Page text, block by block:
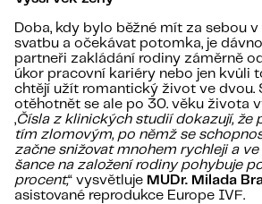
Doba, kdy bylo běžné mít za sebou
svatbu a očekávat potomka, je
partneři zakládání rodiny záměrně
úkor pracovní kariéry nebo jen kvůli
chtějí užít romantický život ve dvou.
otěhotnět se ale po 30. věku života
„Čísla z klinických studií dokazují, že
tím zlomovým, po němž se
začne snižovat mnohem rychleji a
šance na založení rodiny pohybuje
procent,“ vysvětluje MUDr. Milada
asistované reprodukce Europe IVF.